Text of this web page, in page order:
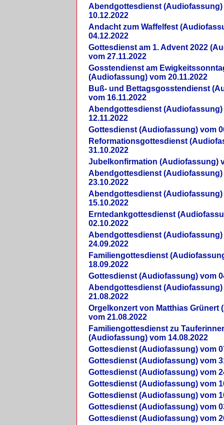
Abendgottesdienst (Audiofassung)
10.12.2022
Andacht zum Waffelfest
04.12.2022
Gottesdienst am 1. Advent 2022
vom 27.11.2022
Gosstendienst am
(Audiofassung) vom 20.11.2022
Buß- und Bettagsgosstendienst
vom 16.11.2022
Abendgottesdienst (Audiofassung)
12.11.2022
Gottesdienst (Audiofassung) vom
Reformationsgottesdienst
31.10.2022
Jubelkonfirmation (Audiofassung)
Abendgottesdienst (Audiofassung)
23.10.2022
Abendgottesdienst (Audiofassung)
15.10.2022
Erntedankgottesdienst
02.10.2022
Abendgottesdienst (Audiofassung)
24.09.2022
Familiengottesdienst
18.09.2022
Gottesdienst (Audiofassung) vom
Abendgottesdienst (Audiofassung)
21.08.2022
Orgelkonzert von Matthias Grünert
vom 21.08.2022
Familiengottesdienst zu
(Audiofassung) vom 14.08.2022
Gottesdienst (Audiofassung) vom
Gottesdienst (Audiofassung) vom
Gottesdienst (Audiofassung) vom
Gottesdienst (Audiofassung) vom
Gottesdienst (Audiofassung) vom
Gottesdienst (Audiofassung) vom
Gottesdienst (Audiofassung) vom